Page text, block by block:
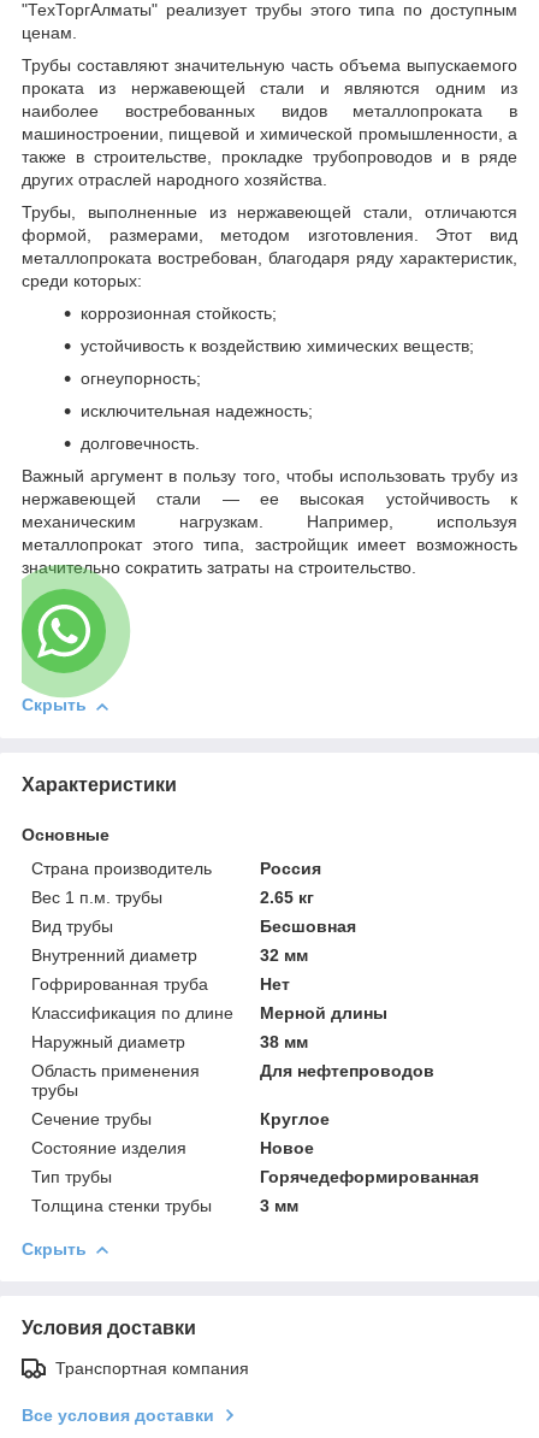
"ТехТоргАлматы" реализует трубы этого типа по доступным
ценам.
Трубы составляют значительную часть объема выпускаемого
проката из нержавеющей стали и являются одним из
наиболее востребованных видов металлопроката в
машиностроении, пищевой и химической промышленности, а
также в строительстве, прокладке трубопроводов и в ряде
других отраслей народного хозяйства.
Трубы, выполненные из нержавеющей стали, отличаются
формой, размерами, методом изготовления. Этот вид
металлопроката востребован, благодаря ряду характеристик,
среди которых:
коррозионная стойкость;
устойчивость к воздействию химических веществ;
огнеупорность;
исключительная надежность;
долговечность.
Важный аргумент в пользу того, чтобы использовать трубу из
нержавеющей стали — ее высокая устойчивость к
механическим нагрузкам. Например, используя
металлопрокат этого типа, застройщик имеет возможность
значительно сократить затраты на строительство.
Скрыть
Характеристики
Основные
Страна производитель
Россия
Вес 1 п.м. трубы
2.65 кг
Вид трубы
Бесшовная
Внутренний диаметр
32 мм
Гофрированная труба
Нет
Классификация по длине
Мерной длины
Наружный диаметр
38 мм
Область применения
трубы
Для нефтепроводов
Сечение трубы
Круглое
Состояние изделия
Новое
Тип трубы
Горячедеформированная
Толщина стенки трубы
3 мм
Скрыть
Условия доставки
Транспортная компания
Все условия доставки